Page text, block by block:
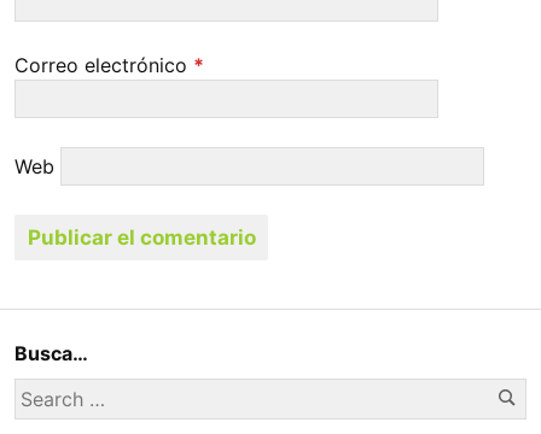
Correo electrónico *
Web
Busca…
Search
for: